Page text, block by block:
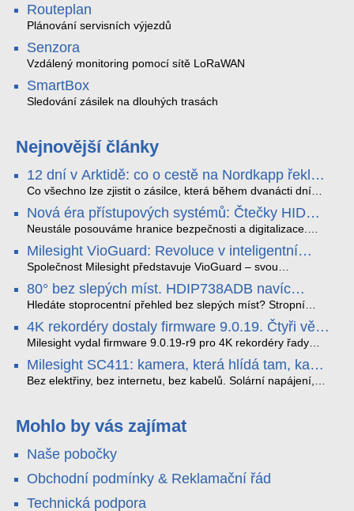
Routeplan
Plánování servisních výjezdů
Senzora
Vzdálený monitoring pomocí sítě LoRaWAN
SmartBox
Sledování zásilek na dlouhých trasách
Nejnovější články
12 dní v Arktidě: co o cestě na Nordkapp řekla
data ze SMARTBOX 2 MAX
Co všechno lze zjistit o zásilce, která během dvanácti dní
projede Arktidou? SMARTBOX 2 MAX jsme vzali na trasu z
Tromsø přes Lofoty, Kirunu a finské Laponsko až na
Nordkapp. Bez jediného dobití, v mrazu až −13 °C a mimo
otřesy i náklon. Výsledkem není jen čára na mapě, ale
podrobný datový příběh celé cesty.
Nová éra přístupových systémů: Čtečky HID
Signo
Neustále posouváme hranice bezpečnosti a digitalizace.
v oblasti kontroly přístupu – moderní a vysoce univerzální
čtečky HID Signo.
Milesight VioGuard: Revoluce v inteligentní
detekci dopravních přestupků
Společnost Milesight představuje VioGuard – svou
dopravních přestupků. Tento systém, poháněný
sofistikovanými algoritmy umělé inteligence (AI), je navržen
tak, aby poskytoval komplexní nástroje pro vymáhání
dopravních předpisů, zvyšoval bezpečnost na silnicích a
optimalizoval plynulost dopravy v moderních městech.
80° bez slepých míst. HDIP738ADB navíc
streamuje na YouTube – bez PC.
Hledáte stoprocentní přehled bez slepých míst? Stropní
panoramatická kamera HDIP738ADB skládá obraz ze dvou
4MP senzorů SONY do jednoho čistého 180° záběru bez
zkreslení. K tomu přidává AI detekci osob a vozidel,
YouTube – bez běžícího počítače.
4K rekordéry dostaly firmware 9.0.19. Čtyři věci,
které musíte vědět.
Milesight vydal firmware 9.0.19-r9 pro 4K rekordéry řady
které vám zjednoduší práci – a jedna z nich vám ušetří
spoustu zbytečných výjezdů k zákazníkům.
Milesight SC411: kamera, která hlídá tam, kam
kabel nedosáhne
Bez elektřiny, bez internetu, bez kabelů. Solární napájení,
váš telefon. Podívejte se na video.
Mohlo by vás zajímat
Naše pobočky
Obchodní podmínky & Reklamační řád
Technická podpora